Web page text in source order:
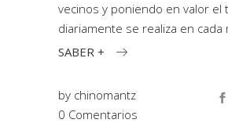
vecinos y poniendo en valor el
diariamente se realiza en cada
SABER +
by chinomantz
0 Comentarios